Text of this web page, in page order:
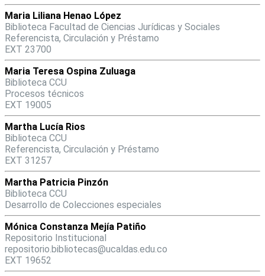
Maria Liliana Henao López
Biblioteca Facultad de Ciencias Jurídicas y Sociales
Referencista, Circulación y Préstamo
EXT 23700
Maria Teresa Ospina Zuluaga
Biblioteca CCU
Procesos técnicos
EXT 19005
Martha Lucía Rios
Biblioteca CCU
Referencista, Circulación y Préstamo
EXT 31257
Martha Patricia Pinzón
Biblioteca CCU
Desarrollo de Colecciones especiales
Mónica Constanza Mejía Patiño
Repositorio Institucional
repositorio.bibliotecas@ucaldas.edu.co
EXT 19652